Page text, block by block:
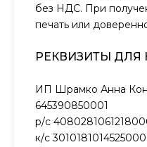
без НДС. При
печать или
РЕКВИЗИТЫ
ИП Шрамко Анна
645390850001
р/с
к/с